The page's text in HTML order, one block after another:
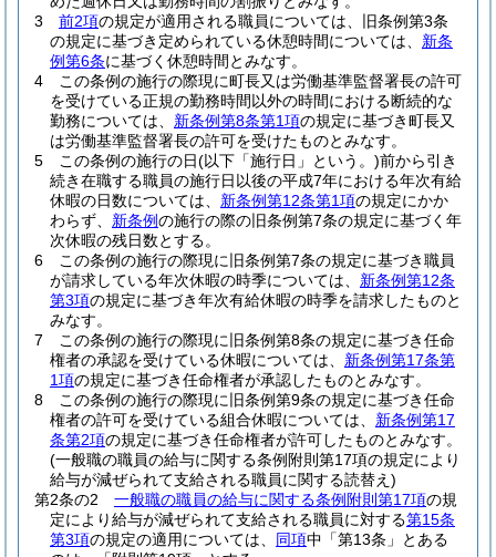
3
前2項の規定が適用される職員については、旧条例第3条
の規定に基づき定められている休憩時間については、 新条
例第6条に基づく休憩時間とみなす。
4
この条例の施行の際現に町長又は労働基準監督署長の許可
を受けている正規の勤務時間以外の時間における断続的な
勤務については、 新条例第8条第1項の規定に基づき町長又
は労働基準監督署長の許可を受けたものとみなす。
5
この条例の施行の日(以下「施行日」という。)前から引き
続き在職する職員の施行日以後の平成7年における年次有給
休暇の日数については、 新条例第12条第1項の規定にかか
わらず、 新条例の施行の際の旧条例第7条の規定に基づく年
次休暇の残日数とする。
6
この条例の施行の際現に旧条例第7条の規定に基づき職員
が請求している年次休暇の時季については、 新条例第12条
第3項の規定に基づき年次有給休暇の時季を請求したものと
みなす。
7
この条例の施行の際現に旧条例第8条の規定に基づき任命
権者の承認を受けている休暇については、 新条例第17条第
1項の規定に基づき任命権者が承認したものとみなす。
8
この条例の施行の際現に旧条例第9条の規定に基づき任命
権者の許可を受けている組合休暇については、 新条例第17
条第2項の規定に基づき任命権者が許可したものとみなす。
(一般職の職員の給与に関する条例附則第17項の規定により
給与が減ぜられて支給される職員に関する読替え)
第2条の2
一般職の職員の給与に関する条例附則第17項の規
定により給与が減ぜられて支給される職員に対する第15条
第3項の規定の適用については、 同項中「第13条」とある